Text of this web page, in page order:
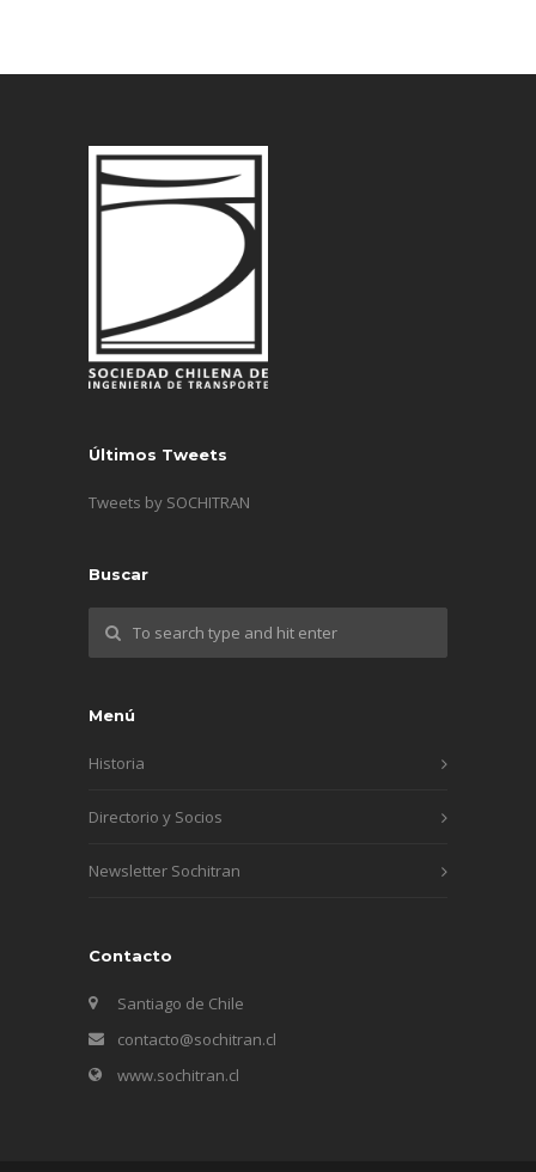
Últimos Tweets
Tweets by SOCHITRAN
Buscar
Menú
Historia
Directorio y Socios
Newsletter Sochitran
Contacto
Santiago de Chile
contacto@sochitran.cl
www.sochitran.cl